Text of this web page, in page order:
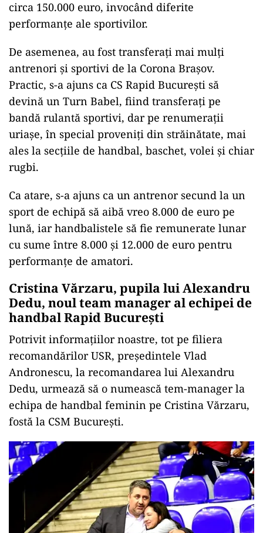
circa 150.000 euro, invocând diferite
performanțe ale sportivilor.
De asemenea, au fost transferați mai mulți
antrenori și sportivi de la Corona Brașov.
Practic, s-a ajuns ca CS Rapid București să
devină un Turn Babel, fiind transferați pe
bandă rulantă sportivi, dar pe renumerații
uriașe, în special proveniți din străinătate, mai
ales la secțiile de handbal, baschet, volei și chiar
rugbi.
Ca atare, s-a ajuns ca un antrenor secund la un
sport de echipă să aibă vreo 8.000 de euro pe
lună, iar handbalistele să fie remunerate lunar
cu sume între 8.000 și 12.000 de euro pentru
performanțe de amatori.
Cristina Vărzaru, pupila lui Alexandru
Dedu, noul team manager al echipei de
handbal Rapid București
Potrivit informațiilor noastre, tot pe filiera
recomandărilor USR, președintele Vlad
Andronescu, la recomandarea lui Alexandru
Dedu, urmează să o numească tem-manager la
echipa de handbal feminin pe Cristina Vărzaru,
fostă la CSM București.